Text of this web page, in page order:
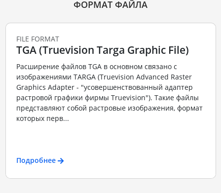
ФОРМАТ ФАЙЛА
FILE FORMAT
TGA (Truevision Targa Graphic File)
Расширение файлов TGA в основном связано с
изображениями TARGA (Truevision Advanced Raster
Graphics Adapter - "усовершенствованный адаптер
растровой графики фирмы Truevision"). Такие файлы
представляют собой растровые изображения, формат
которых перв...
Подробнее